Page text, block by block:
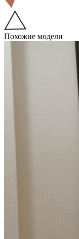
Похожие модели